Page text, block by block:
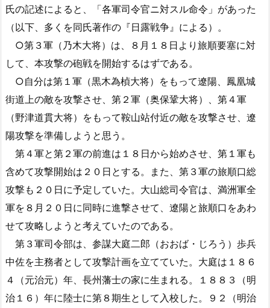
氏の記述によると、「各軍司令官ニ対スル命令」があった
（以下、多くを同氏著作の『日露戦争』による）。
○第３軍（乃木大将）は、８月１８日より旅順要塞に対
して、本攻撃の砲戦を開始するはずである。
○自分は第１軍（黒木為楨大将）をもって遼陽、鳳凰城
街道上の敵を攻撃させ、第２軍（奥保鞏大将）、第４軍
（野津道貫大将）をもって鞍山站付近の敵を攻撃させ、遼
陽攻撃を準備しようと思う。
第４軍と第２軍の前進は１８日から始めさせ、第１軍も
含めて攻撃開始は２０日とする。また、第３軍の旅順口総
攻撃も２０日に予定していた。大山総司令官は、満洲軍全
軍を８月２０日に同時に進撃させて、遼陽と旅順口をあわ
せて攻略しようと考えていたのである。
第３軍司令部は、参謀大庭二郎（おおば・じろう）歩兵
中佐を主務者として攻撃計画を立てていた。大庭は１８６
４（元治元）年、長州藩士の家に生まれる。１８８３（明
治１６）年に陸士に第８期生として入校した。９２（明治